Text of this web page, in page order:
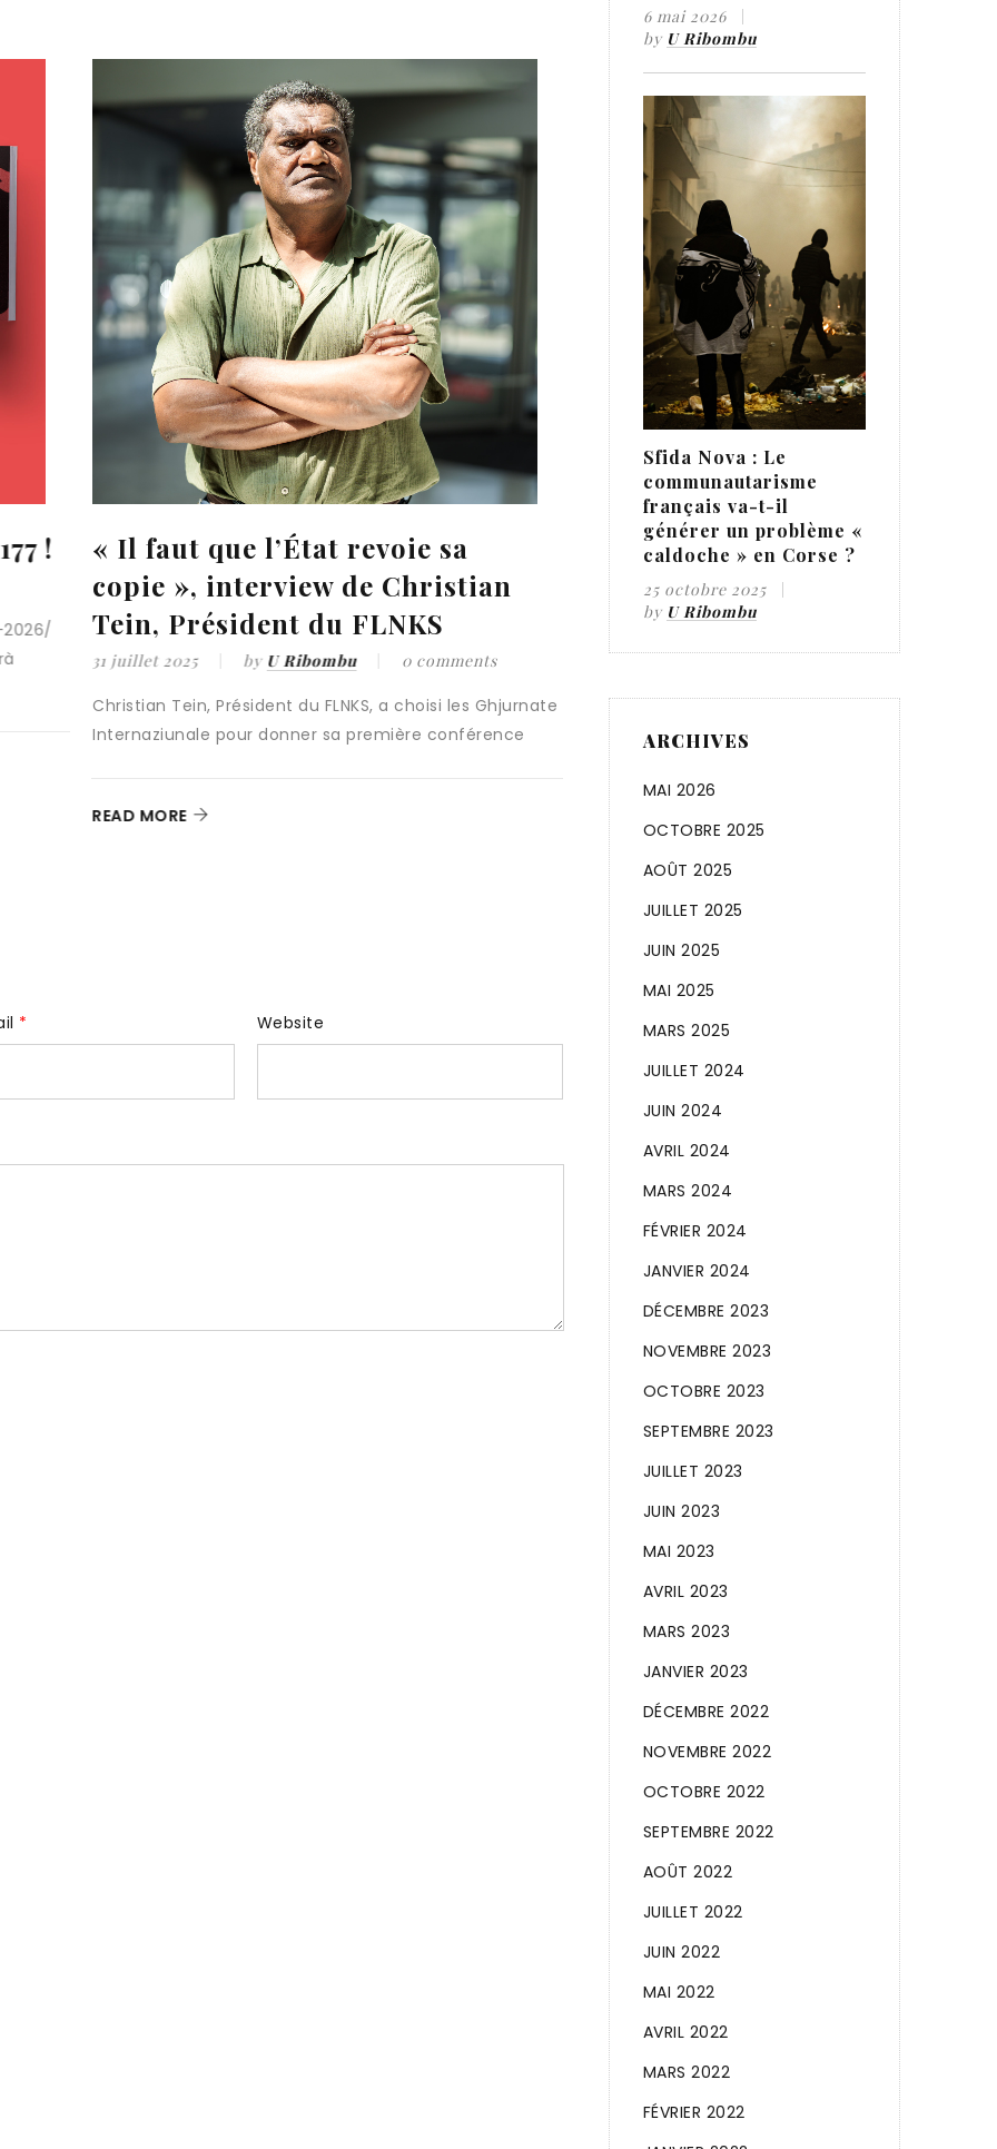
Ghjurnate
Nouvelle-Calédonie : la
rédemption de Manuel Valls ?
2 juin 2025 byU Ribombu 0 comments
Depuis toujours, Manuel Valls fait partie des
responsables parisiens qui ont été les plus détestés
Emprise mafieuse : la
bleu blanc rouge (#172)
6 mai 2025 by
trafic de drogue a été
* Website
6 mai 2026
by U Ribombu
Sfida Nova : Le
communautarisme
français va-t-il
générer un problème «
caldoche » en Corse ?
25 octobre 2025
by U Ribombu
ARCHIVES
MAI 2026
OCTOBRE 2025
AOÛT 2025
JUILLET 2025
JUIN 2025
MAI 2025
MARS 2025
JUILLET 2024
JUIN 2024
AVRIL 2024
MARS 2024
FÉVRIER 2024
JANVIER 2024
DÉCEMBRE 2023
NOVEMBRE 2023
OCTOBRE 2023
SEPTEMBRE 2023
JUILLET 2023
JUIN 2023
MAI 2023
AVRIL 2023
MARS 2023
JANVIER 2023
DÉCEMBRE 2022
NOVEMBRE 2022
OCTOBRE 2022
SEPTEMBRE 2022
AOÛT 2022
JUILLET 2022
JUIN 2022
MAI 2022
AVRIL 2022
MARS 2022
FÉVRIER 2022